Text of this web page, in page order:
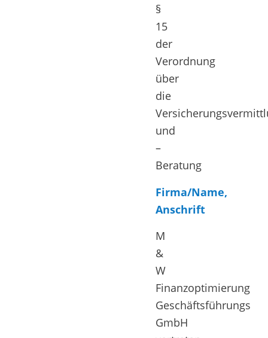
§
15
der
Verordnung
über
die
und
–
Beratung
Firma/Name,
Anschrift
M
&
W
Finanzoptimierung
Geschäftsführungs
GmbH